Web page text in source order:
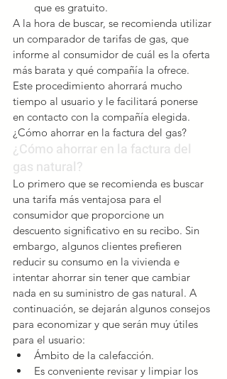
que es gratuito.
A la hora de buscar, se recomienda utilizar
un comparador de tarifas de gas, que
informe al consumidor de cuál es la oferta
más barata y qué compañía la ofrece.
Este procedimiento ahorrará mucho
tiempo al usuario y le facilitará ponerse
en contacto con la compañía elegida.
¿Cómo ahorrar en la factura del gas?
¿Cómo ahorrar en la factura del
gas natural?
Lo primero que se recomienda es buscar
una tarifa más ventajosa para el
consumidor que proporcione un
descuento significativo en su recibo. Sin
embargo, algunos clientes prefieren
reducir su consumo en la vivienda e
intentar ahorrar sin tener que cambiar
nada en su suministro de gas natural. A
continuación, se dejarán algunos consejos
para economizar y que serán muy útiles
para el usuario:
Ámbito de la calefacción.
Es conveniente revisar y limpiar los